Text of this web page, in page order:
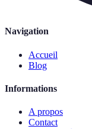
Navigation
Accueil
Blog
Informations
A propos
Contact